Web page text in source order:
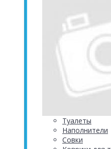
Туалеты
Наполнители
Совки